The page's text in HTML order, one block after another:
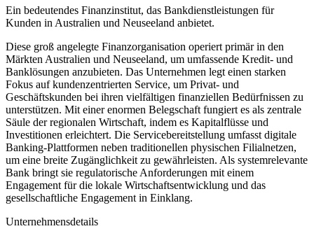
Ein bedeutendes Finanzinstitut, das Bankdienstleistungen für
Kunden in Australien und Neuseeland anbietet.
Diese groß angelegte Finanzorganisation operiert primär in den
Märkten Australien und Neuseeland, um umfassende Kredit- und
Banklösungen anzubieten. Das Unternehmen legt einen starken
Fokus auf kundenzentrierten Service, um Privat- und
Geschäftskunden bei ihren vielfältigen finanziellen Bedürfnissen zu
unterstützen. Mit einer enormen Belegschaft fungiert es als zentrale
Säule der regionalen Wirtschaft, indem es Kapitalflüsse und
Investitionen erleichtert. Die Servicebereitstellung umfasst digitale
Banking-Plattformen neben traditionellen physischen Filialnetzen,
um eine breite Zugänglichkeit zu gewährleisten. Als systemrelevante
Bank bringt sie regulatorische Anforderungen mit einem
Engagement für die lokale Wirtschaftsentwicklung und das
gesellschaftliche Engagement in Einklang.
Unternehmensdetails